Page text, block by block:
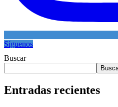
Síguenos
Buscar
Entradas recientes